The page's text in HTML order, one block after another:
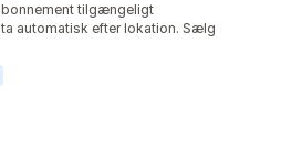
tilgængeligt
automatisk efter lokation. Sælg